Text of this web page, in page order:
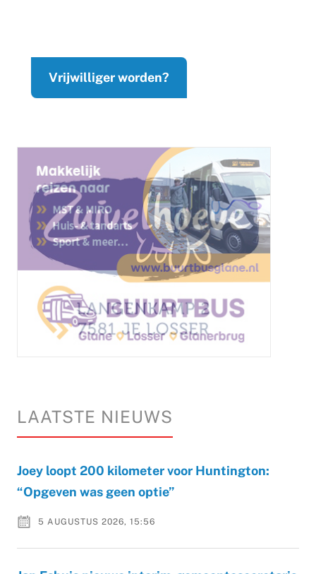
Vrijwilliger worden?
LAATSTE NIEUWS
Joey loopt 200 kilometer voor Huntington:
“Opgeven was geen optie”
5 AUGUSTUS 2026, 15:56